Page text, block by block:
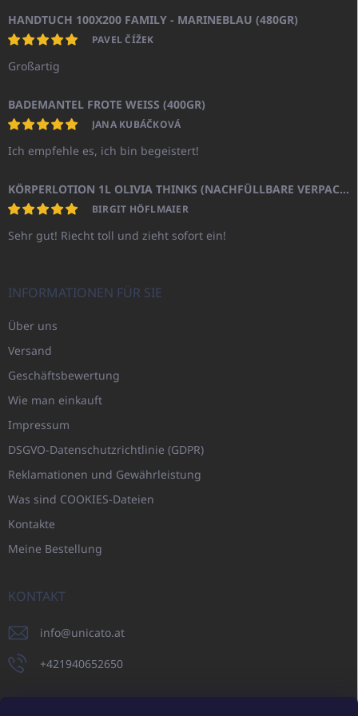
HANDTUCH 100X200 FAMILY - MARINEBLAU (480GR)
PAVEL ČÍŽEK
Großartig
BADEMANTEL FROTE WEISS (400GR)
JANA KUBÁČKOVÁ
Ich empfehle es, ich bin begeistert!
KÖRPERLOTION 1L OLIVIA THINKS (NACHFÜLLBARE VERPACKUNG)
BIRGIT HÖFLMAIER
Sehr gut! Riecht toll und zieht sofort ein!
INFORMATIONEN FÜR SIE
Über uns
Versand
Geschäftsbewertung
Wie man einkauft
Impressum
DSGVO-Datenschutzrichtlinie (GDPR)
Reklamationen und Gewährleistung
Was sind COOKIES-Dateien
Kontakte
Meine Bestellung
KONTAKT
info@unicato.at
+421940652650